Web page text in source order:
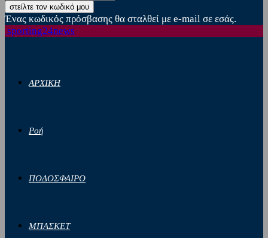
Ένας κωδικός πρόσβασης θα σταλθεί με e-mail σε εσάς.
sporting24news
ΑΡΧΙΚΗ
Ροή
ΠΟΔΟΣΦΑΙΡΟ
ΜΠΑΣΚΕΤ